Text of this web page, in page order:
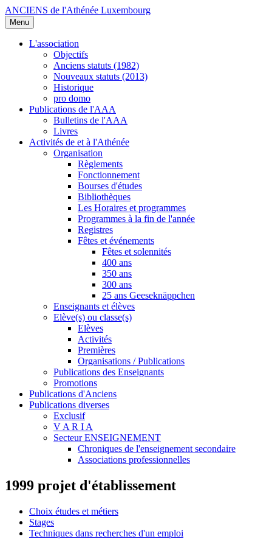
ANCIENS de l'Athénée Luxembourg
Menu
L'association
Objectifs
Anciens statuts (1982)
Nouveaux statuts (2013)
Historique
pro domo
Publications de l'AAA
Bulletins de l'AAA
Livres
Activités de et à l'Athénée
Organisation
Règlements
Fonctionnement
Bourses d'études
Bibliothèques
Les Horaires et programmes
Programmes à la fin de l'année
Registres
Fêtes et événements
Fêtes et solennités
400 ans
350 ans
300 ans
25 ans Geeseknäppchen
Enseignants et élèves
Elève(s) ou classe(s)
Elèves
Activités
Premières
Organisations / Publications
Publications des Enseignants
Promotions
Publications d'Anciens
Publications diverses
Exclusif
V A R I A
Secteur ENSEIGNEMENT
Chroniques de l'enseignement secondaire
Associations professionnelles
1999 projet d'établissement
Choix études et métiers
Stages
Techniques dans recherches d'un emploi